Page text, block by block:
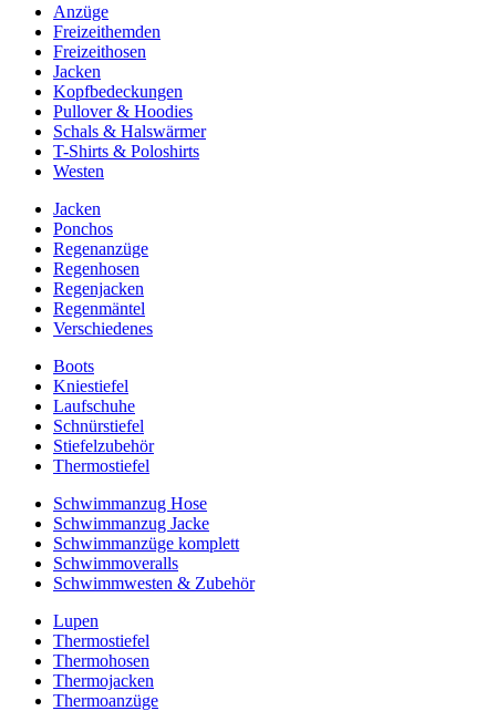
Anzüge
Freizeithemden
Freizeithosen
Jacken
Kopfbedeckungen
Pullover & Hoodies
Schals & Halswärmer
T-Shirts & Poloshirts
Westen
Jacken
Ponchos
Regenanzüge
Regenhosen
Regenjacken
Regenmäntel
Verschiedenes
Boots
Kniestiefel
Laufschuhe
Schnürstiefel
Stiefelzubehör
Thermostiefel
Schwimmanzug Hose
Schwimmanzug Jacke
Schwimmanzüge komplett
Schwimmoveralls
Schwimmwesten & Zubehör
Lupen
Thermostiefel
Thermohosen
Thermojacken
Thermoanzüge